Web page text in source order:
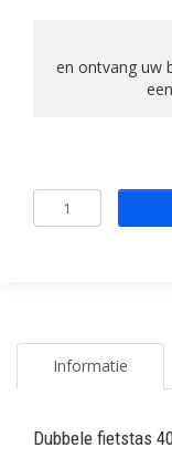
en ontvang uw
Informatie
Dubbele fietstas